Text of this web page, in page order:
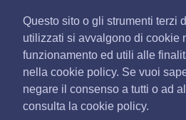
Questo sito o gli strumenti terzi
utilizzati si avvalgono di cookie
funzionamento ed utili alle
nella cookie policy. Se vuoi
negare il consenso a tutti o ad
consulta la cookie policy.
redazione@olbianotizie.it